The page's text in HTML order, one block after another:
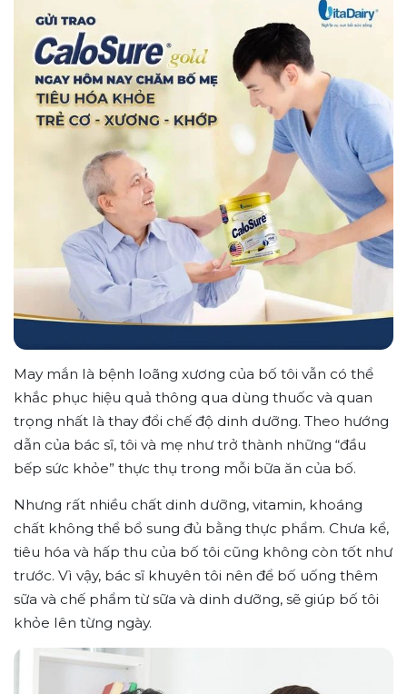
May mắn là bệnh loãng xương của bố tôi vẫn có thể
khắc phục hiệu quả thông qua dùng thuốc và quan
trọng nhất là thay đổi chế độ dinh dưỡng. Theo hướng
dẫn của bác sĩ, tôi và mẹ như trở thành những “đầu
bếp sức khỏe” thực thụ trong mỗi bữa ăn của bố.
Nhưng rất nhiều chất dinh dưỡng, vitamin, khoáng
chất không thể bổ sung đủ bằng thực phẩm. Chưa kể,
tiêu hóa và hấp thu của bố tôi cũng không còn tốt như
trước. Vì vậy, bác sĩ khuyên tôi nên để bố uống thêm
sữa và chế phẩm từ sữa và dinh dưỡng, sẽ giúp bố tôi
khỏe lên từng ngày.